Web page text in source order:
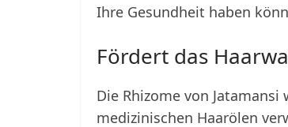
Ihre Gesundheit haben
Fördert das
Die Rhizome von
medizinischen Haarölen